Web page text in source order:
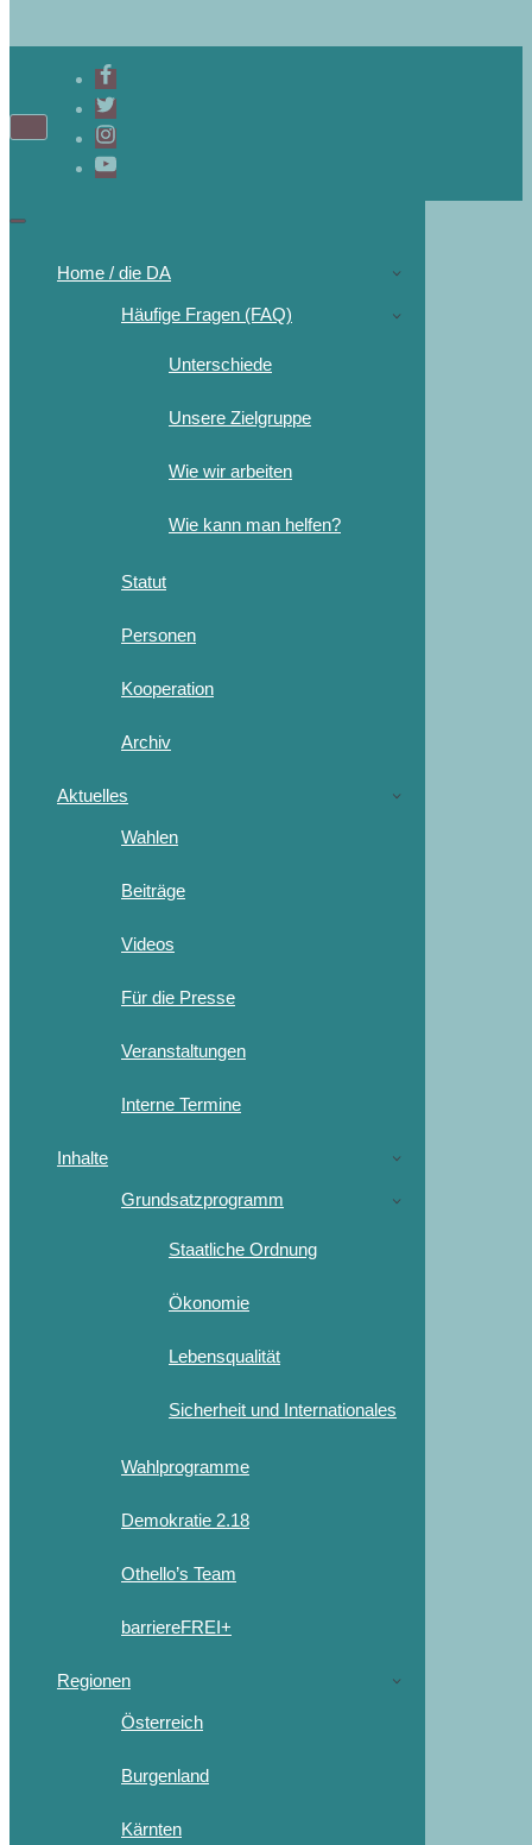
Navigations-
Navigations-
Home / die DA
Häufige Fragen (FAQ)
Unterschiede
Unsere Zielgruppe
Wie wir arbeiten
Wie kann man helfen?
Statut
Personen
Kooperation
Archiv
Aktuelles
Wahlen
Beiträge
Videos
Für die Presse
Veranstaltungen
Interne Termine
Inhalte
Grundsatzprogramm
Staatliche Ordnung
Ökonomie
Lebensqualität
Sicherheit und Internationales
Wahlprogramme
Demokratie 2.18
Othello’s Team
barriereFREI+
Regionen
Österreich
Burgenland
Kärnten